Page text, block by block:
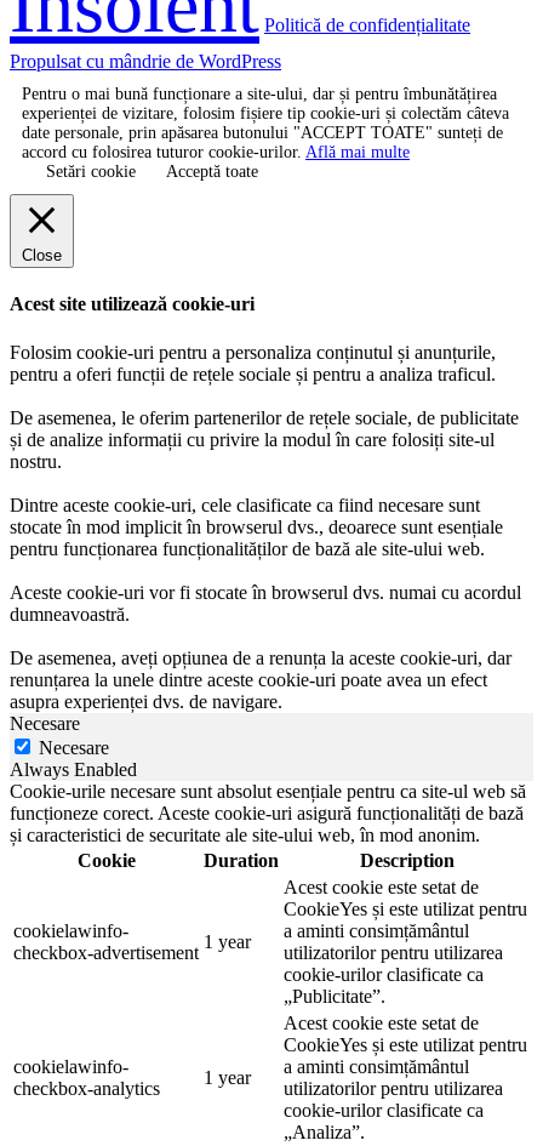
Politică de confidențialitate
Propulsat cu mândrie de WordPress
Pentru o mai bună funcționare a site-ului, dar și pentru îmbunătățirea
experienței de vizitare, folosim fișiere tip cookie-uri și colectăm câteva
date personale, prin apăsarea butonului "ACCEPT TOATE" sunteți de
accord cu folosirea tuturor cookie-urilor. Află mai multe
Setări cookie
Acceptă toate
Close
Acest site utilizează cookie-uri
Folosim cookie-uri pentru a personaliza conținutul și anunțurile,
pentru a oferi funcții de rețele sociale și pentru a analiza traficul.
De asemenea, le oferim partenerilor de rețele sociale, de publicitate
și de analize informații cu privire la modul în care folosiți site-ul
nostru.
Dintre aceste cookie-uri, cele clasificate ca fiind necesare sunt
stocate în mod implicit în browserul dvs., deoarece sunt esențiale
pentru funcționarea funcționalităților de bază ale site-ului web.
Aceste cookie-uri vor fi stocate în browserul dvs. numai cu acordul
dumneavoastră.
De asemenea, aveți opțiunea de a renunța la aceste cookie-uri, dar
renunțarea la unele dintre aceste cookie-uri poate avea un efect
asupra experienței dvs. de navigare.
Necesare
Necesare
Always Enabled
Cookie-urile necesare sunt absolut esențiale pentru ca site-ul web să
funcționeze corect. Aceste cookie-uri asigură funcționalități de bază
și caracteristici de securitate ale site-ului web, în mod anonim.
Cookie
Duration Description
cookielawinfo-
checkbox-advertisement
1 year
Acest cookie este setat de
CookieYes și este utilizat pentru
a aminti consimțământul
utilizatorilor pentru utilizarea
cookie-urilor clasificate ca
„Publicitate”.
cookielawinfo-
checkbox-analytics
1 year
Acest cookie este setat de
CookieYes și este utilizat pentru
a aminti consimțământul
utilizatorilor pentru utilizarea
cookie-urilor clasificate ca
„Analiza”.